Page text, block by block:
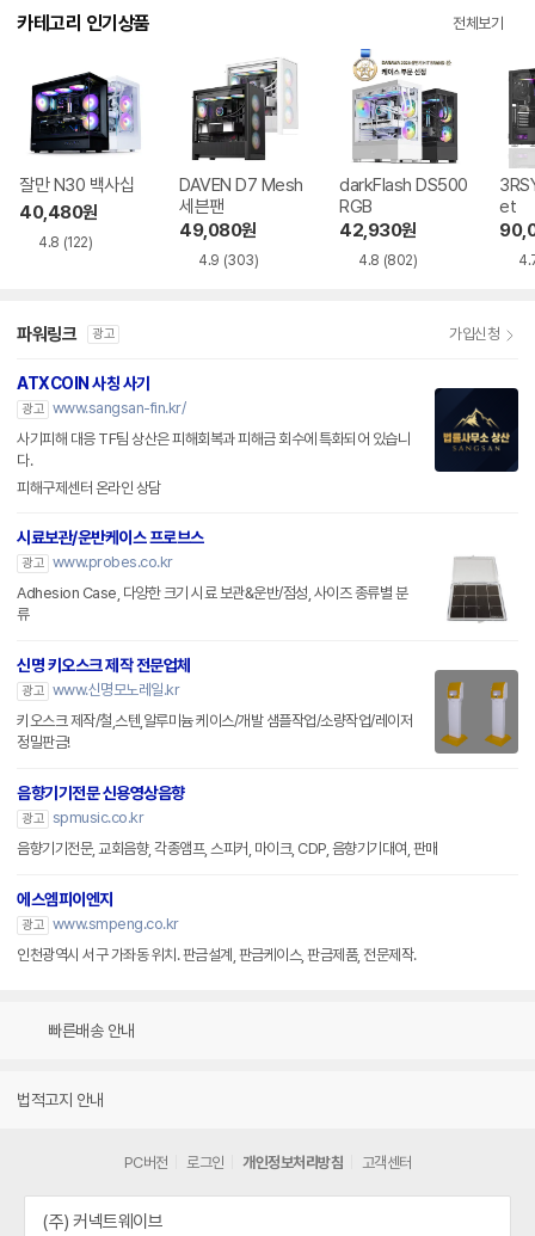
카테고리 인기상품 전체보기
잘만 N30 백사십
40,480원
4.8 (122)
DAVEN D7 Mesh
세븐팬
49,080원
4.9 (303)
darkFlash DS500
RGB
42,930원
4.8 (802)
et
파워링크 광고 가입신청
ATXCOIN 사칭 사기
광고 www.sangsan-fin.kr/
사기피해 대응 TF팀 상산은 피해회복과 피해금 회수에 특화되어 있습니
다.
피해구제센터 온라인 상담
시료보관/운반케이스 프로브스
광고 www.probes.co.kr
Adhesion Case, 다양한 크기 시료 보관&운반/점성, 사이즈 종류별 분
류
신명 키오스크 제작 전문업체
광고 www.신명모노레일.kr
키오스크 제작/철,스텐,알루미늄 케이스/개발 샘플작업/소량작업/레이저
정밀판금!
음향기기전문 신용영상음향
광고 spmusic.co.kr
음향기기전문, 교회음향, 각종앰프, 스피커, 마이크, CDP, 음향기기대여, 판매
에스엠피이엔지
광고 www.smpeng.co.kr
인천광역시 서구 가좌동 위치. 판금설계, 판금케이스, 판금제품, 전문제작.
빠른배송 안내
법적고지 안내
PC버전 로그인 개인정보처리방침 고객센터
(주) 커넥트웨이브